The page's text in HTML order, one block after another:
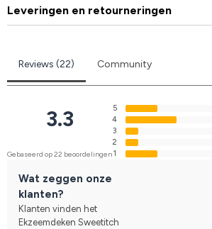
Leveringen en retourneringen
Reviews (22) Community
3.3
Gebaseerd op 22 beoordelingen
5
4
3
2
1
Wat zeggen onze
klanten?
Klanten vinden het
Ekzeemdeken Sweetitch